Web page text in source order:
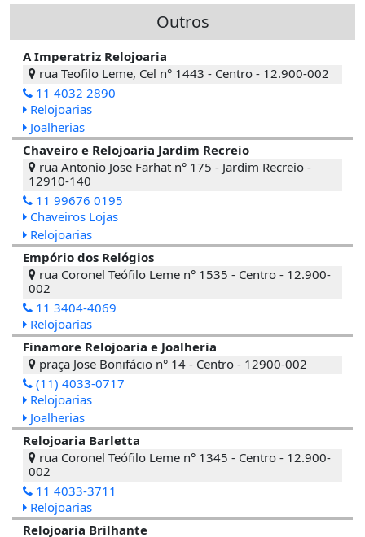
Outros
A Imperatriz Relojoaria
rua Teofilo Leme, Cel n° 1443 - Centro - 12.900-002
11 4032 2890
Relojoarias
Joalherias
Chaveiro e Relojoaria Jardim Recreio
rua Antonio Jose Farhat n° 175 - Jardim Recreio -
12910-140
11 99676 0195
Chaveiros Lojas
Relojoarias
Empório dos Relógios
rua Coronel Teófilo Leme n° 1535 - Centro - 12.900-
002
11 3404-4069
Relojoarias
Finamore Relojoaria e Joalheria
praça Jose Bonifácio n° 14 - Centro - 12900-002
(11) 4033-0717
Relojoarias
Joalherias
Relojoaria Barletta
rua Coronel Teófilo Leme n° 1345 - Centro - 12.900-
002
11 4033-3711
Relojoarias
Relojoaria Brilhante